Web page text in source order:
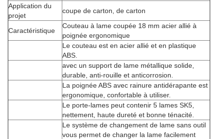
Application du
projet
coupe de carton, de carton
Caractéristique
Couteau à lame coupée 18 mm acier allié à
poignée ergonomique
Le couteau est en acier allié et en plastique
ABS.
avec un support de lame métallique solide,
durable, anti-rouille et anticorrosion.
La poignée ABS avec rainure antidérapante est
ergonomique, confortable à utiliser.
Le porte-lames peut contenir 5 lames SK5,
nettement, haute dureté et bonne ténacité.
Le système de changement de lame sans outil
vous permet de changer la lame facilement